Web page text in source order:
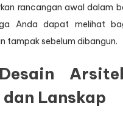
rancangan awal dalam
Anda dapat melihat
tampak sebelum dibangun.
Lanskap